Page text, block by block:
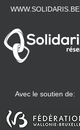
WWW.SOLIDARIS.BE
Avec le soutien de: